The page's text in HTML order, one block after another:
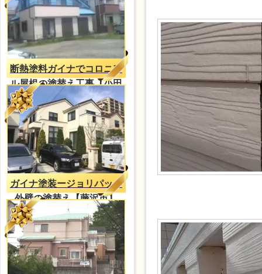
断熱塗料ガイナでコロニア
ル屋根の塗替え工事【小田
原市】
ガイナ塗装ージョリパット
外壁の塗替え【藤沢市】